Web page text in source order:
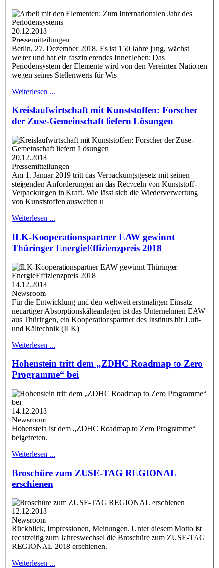
20.12.2018
Pressemitteilungen
Berlin, 27. Dezember 2018. Es ist 150 Jahre jung, wächst
weiter und hat ein faszinierendes Innenleben: Das
Periodensystem der Elemente wird von den Vereinten Nationen
wegen seines Stellenwerts für Wis
Weiterlesen ...
Kreislaufwirtschaft mit Kunststoffen: Forscher
der Zuse-Gemeinschaft liefern Lösungen
20.12.2018
Pressemitteilungen
Am 1. Januar 2019 tritt das Verpackungsgesetz mit seinen
steigenden Anforderungen an das Recyceln von Kunststoff-
Verpackungen in Kraft. Wie lässt sich die Wiederverwertung
von Kunststoffen ausweiten u
Weiterlesen ...
ILK-Kooperationspartner EAW gewinnt
Thüringer EnergieEffizienzpreis 2018
14.12.2018
Newsroom
Für die Entwicklung und den weltweit erstmaligen Einsatz
neuartiger Absorptionskälteanlagen ist das Unternehmen EAW
aus Thüringen, ein Kooperationspartner des Instituts für Luft-
und Kältechnik (ILK)
Weiterlesen ...
Hohenstein tritt dem „ZDHC Roadmap to Zero
Programme“ bei
14.12.2018
Newsroom
Hohenstein ist dem „ZDHC Roadmap to Zero Programme“
beigetreten.
Weiterlesen ...
Broschüre zum ZUSE-TAG REGIONAL
erschienen
12.12.2018
Newsroom
Rückblick, Impressionen, Meinungen. Unter diesem Motto ist
rechtzeitig zum Jahreswechsel die Broschüre zum ZUSE-TAG
REGIONAL 2018 erschienen.
Weiterlesen ...